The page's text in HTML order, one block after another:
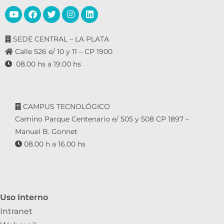
SEDE CENTRAL – LA PLATA
Calle 526 e/ 10 y 11 – CP 1900
08.00 hs a 19.00 hs
CAMPUS TECNOLÓGICO
Camino Parque Centenario e/ 505 y 508 CP 1897 –
Manuel B. Gonnet
08.00 h a 16.00 hs
Uso Interno
Intranet